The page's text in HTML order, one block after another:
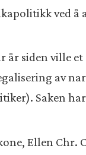
ved å
år siden ville
av
Saken
Ellen Chr.